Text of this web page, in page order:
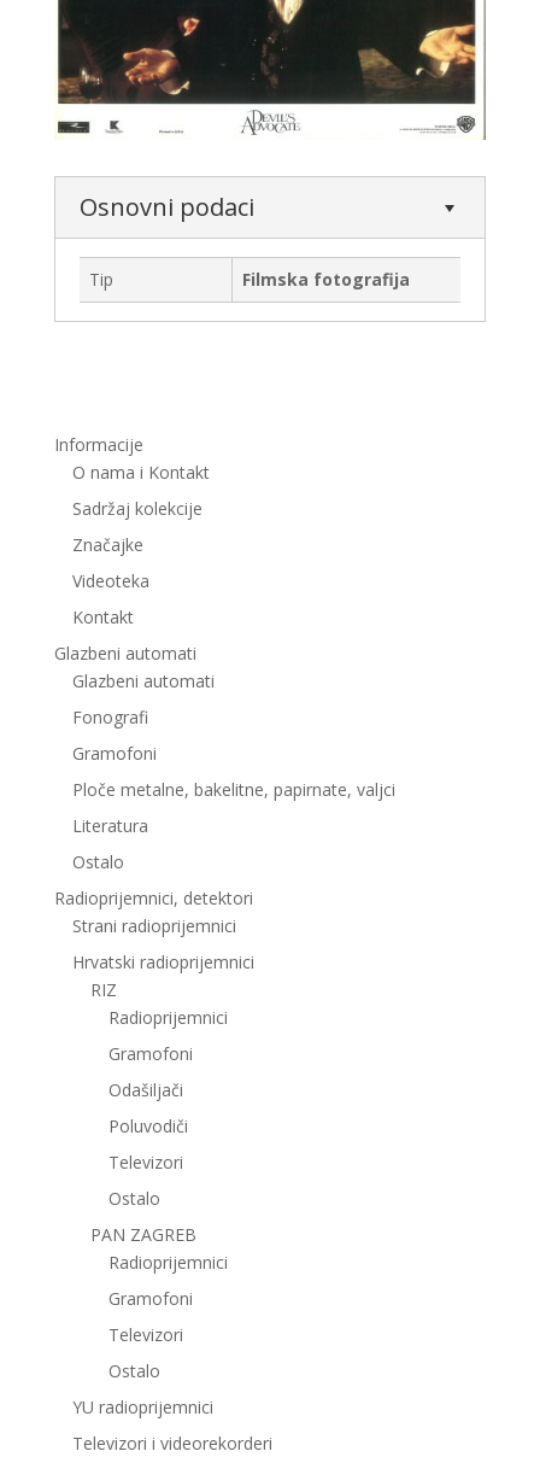
Osnovni podaci
Tip Filmska fotografija
Informacije
O nama i Kontakt
Sadržaj kolekcije
Značajke
Videoteka
Kontakt
Glazbeni automati
Glazbeni automati
Fonografi
Gramofoni
Ploče metalne, bakelitne, papirnate, valjci
Literatura
Ostalo
Radioprijemnici, detektori
Strani radioprijemnici
Hrvatski radioprijemnici
RIZ
Radioprijemnici
Gramofoni
Odašiljači
Poluvodiči
Televizori
Ostalo
PAN ZAGREB
Radioprijemnici
Gramofoni
Televizori
Ostalo
YU radioprijemnici
Televizori i videorekorderi